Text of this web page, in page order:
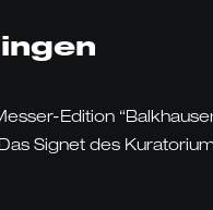
Edition
Signet des